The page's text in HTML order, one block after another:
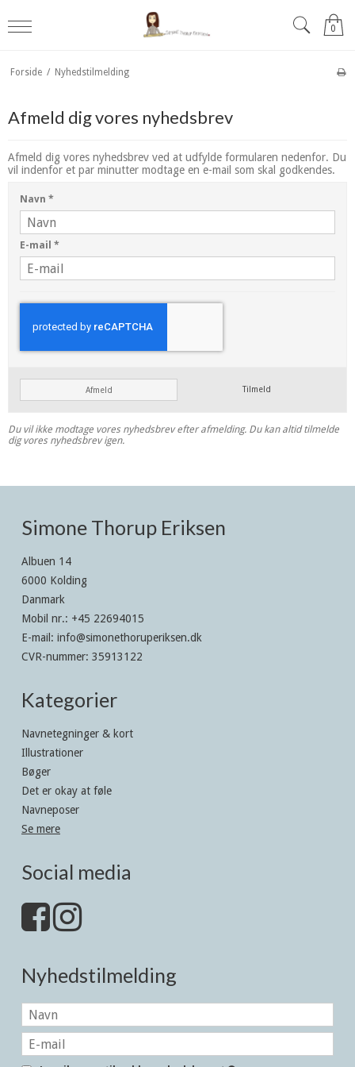
0
Forside / Nyhedstilmelding
Afmeld dig vores nyhedsbrev
Afmeld dig vores nyhedsbrev ved at udfylde formularen nedenfor. Du
vil indenfor et par minutter modtage en e-mail som skal godkendes.
Navn *
E-mail *
Afmeld Tilmeld
Du vil ikke modtage vores nyhedsbrev efter afmelding. Du kan altid tilmelde
dig vores nyhedsbrev igen.
Simone Thorup Eriksen
Albuen 14
6000 Kolding
Danmark
Mobil nr.: +45 22694015
E-mail : info@simonethoruperiksen.dk
CVR-nummer: 35913122
Kategorier
Navnetegninger & kort
Illustrationer
Bøger
Det er okay at føle
Navneposer
Se mere
Social media
Nyhedstilmelding